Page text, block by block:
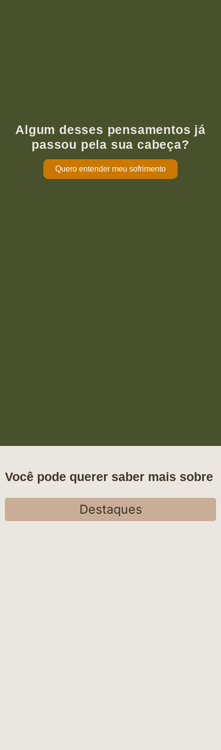
Algum desses pensamentos já
passou pela sua cabeça?
Quero entender meu sofrimento
Você pode querer saber mais sobre
Destaques